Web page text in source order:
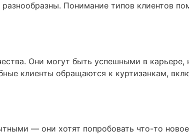
Понимание типов клиентов
Они могут быть успешными в карьере,
клиенты обращаются к куртизанкам,
— они хотят попробовать что-то